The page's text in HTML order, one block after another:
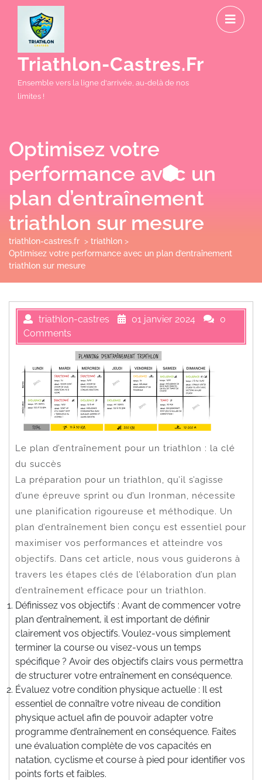
Triathlon-Castres.fr
Ensemble vers la ligne d'arrivée, au-delà de nos
limites !
Optimisez votre
performance avec un
plan d’entraînement
triathlon sur mesure
triathlon-castres.fr > triathlon >
Optimisez votre performance avec un plan d’entraînement
triathlon sur mesure
triathlon-castres 01 janvier 2024
0
Comments
Le plan d’entraînement pour un triathlon : la clé
du succès
La préparation pour un triathlon, qu’il s’agisse
d’une épreuve sprint ou d’un Ironman, nécessite
une planification rigoureuse et méthodique. Un
plan d’entraînement bien conçu est essentiel pour
maximiser vos performances et atteindre vos
objectifs. Dans cet article, nous vous guiderons à
travers les étapes clés de l’élaboration d’un plan
d’entraînement efficace pour un triathlon.
Définissez vos objectifs : Avant de commencer votre
plan d’entraînement, il est important de définir
clairement vos objectifs. Voulez-vous simplement
terminer la course ou visez-vous un temps
spécifique ? Avoir des objectifs clairs vous permettra
de structurer votre entraînement en conséquence.
Évaluez votre condition physique actuelle : Il est
essentiel de connaître votre niveau de condition
physique actuel afin de pouvoir adapter votre
programme d’entraînement en conséquence. Faites
une évaluation complète de vos capacités en
natation, cyclisme et course à pied pour identifier vos
points forts et faibles.